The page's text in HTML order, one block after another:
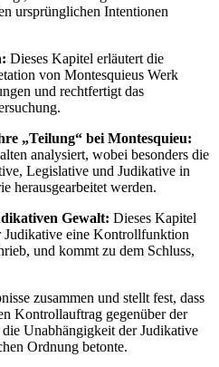
ursprünglichen Intentionen
Dieses Kapitel erläutert die
von Montesquieus Werk
und rechtfertigt das
„Teilung“ bei Montesquieu:
analysiert, wobei besonders die
Legislative und Judikative in
herausgearbeitet werden.
Gewalt: Dieses Kapitel
Judikative eine Kontrollfunktion
und kommt zu dem Schluss,
zusammen und stellt fest, dass
Kontrollauftrag gegenüber der
Unabhängigkeit der Judikative
Ordnung betonte.